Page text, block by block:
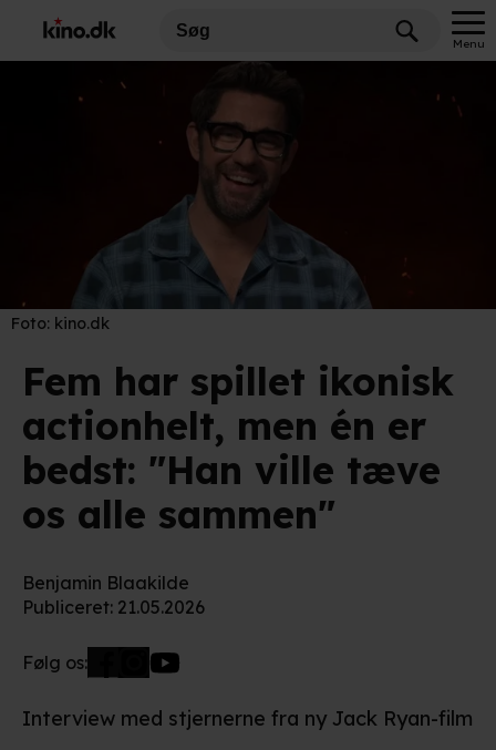
Menu
Foto: kino.dk
Fem har spillet ikonisk
actionhelt, men én er
bedst: "Han ville tæve
os alle sammen"
Benjamin Blaakilde
Publiceret: 21.05.2026
Følg os:
Interview med stjernerne fra ny Jack Ryan-film